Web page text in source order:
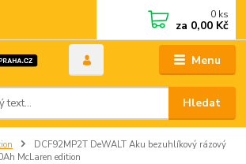
Menu
Hledat
0 ks
za 0,00 Kč
DCF92MP2T DeWALT Aku bezuhlíkový rázový
McLaren edition